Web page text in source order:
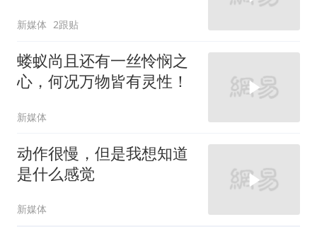
新媒体 2跟贴
蝼蚁尚且还有一丝怜悯之
心，何况万物皆有灵性！
新媒体
动作很慢，但是我想知道
是什么感觉
新媒体